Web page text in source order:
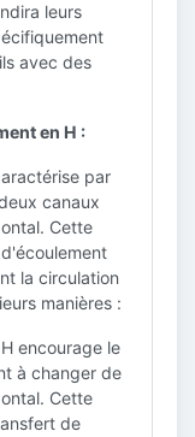
leurs
avec des
en H :
par
canaux
Cette
la circulation
manières :
encourage le
à changer de
Cette
de